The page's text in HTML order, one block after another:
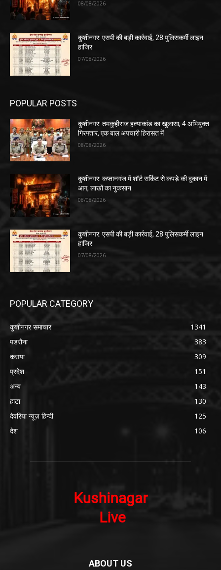
08/08/2026
कुशीनगर: एसपी की बड़ी कार्रवाई, 28 पुलिसकर्मी लाइन
हाजिर
07/08/2026
POPULAR POSTS
कुशीनगर: तमकुहीराज हत्याकांड का खुलासा, 4 अभियुक्त
गिरफ्तार, एक बाल अपचारी हिरासत में
08/08/2026
कुशीनगर: कप्तानगंज में शॉर्ट सर्किट से कपड़े की दुकान में
आग, लाखों का नुकसान
08/08/2026
कुशीनगर: एसपी की बड़ी कार्रवाई, 28 पुलिसकर्मी लाइन
हाजिर
07/08/2026
POPULAR CATEGORY
कुशीनगर समाचार
1341
पडरौना
383
कसया
309
प्रदेश
151
अन्य
143
हाटा
130
देवरिया न्यूज़ हिन्दी
125
देश
106
ABOUT US